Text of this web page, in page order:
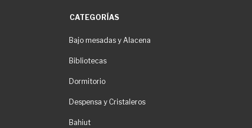
CATEGORÍAS
Bajo mesadas y Alacena
Bibliotecas
Dormitorio
Despensa y Cristaleros
Bahiut